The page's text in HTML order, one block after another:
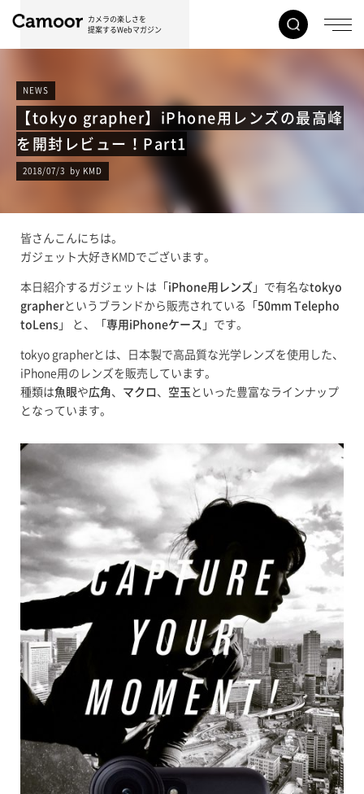
カメラの楽しさを
提案するWebマガジン
NEWS
【tokyo grapher】iPhone用レンズの最高峰
を開封レビュー！Part1
2018/07/3 by KMD
皆さんこんにちは。
ガジェット大好きKMDでございます。
本日紹介するガジェットは「 iPhone用レンズ 」で有名なtokyo
grapherというブランドから販売されている「 50mm Telepho
toLens 」 と、「 専用iPhoneケース 」です。
tokyo grapherとは、日本製で高品質な光学レンズを使用した、
iPhone用のレンズを販売しています。
種類は魚眼や広角、 マクロ 、 空玉 といった豊富なラインナップ
となっています。